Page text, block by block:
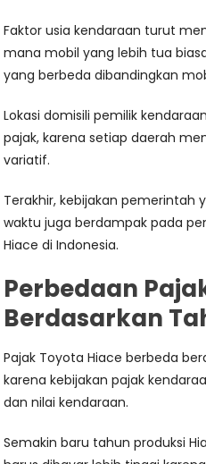
Faktor usia kendaraan turut
mana mobil yang lebih tua
yang berbeda dibandingkan
Lokasi domisili pemilik
pajak, karena setiap daerah
variatif.
Terakhir, kebijakan pemerintah
waktu juga berdampak pada
Hiace di Indonesia.
Perbedaan
Berdasarkan
Pajak Toyota Hiace berbeda
karena kebijakan pajak
dan nilai kendaraan.
Semakin baru tahun produksi